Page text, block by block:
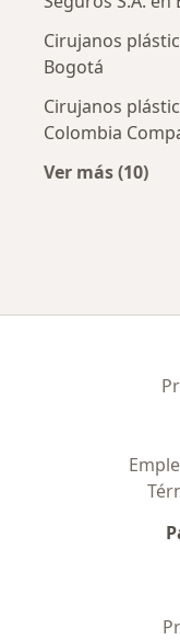
Cirujanos
Bogotá
Cirujanos
Colombia
Ver más (10)